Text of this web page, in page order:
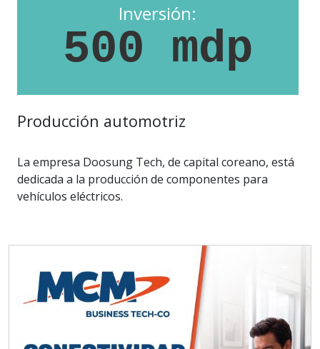
Inversión:
500 mdp
Producción automotriz
La empresa Doosung Tech, de capital coreano, está
dedicada a la producción de componentes para
vehículos eléctricos.